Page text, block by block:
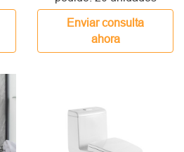
Enviar consulta
ahora